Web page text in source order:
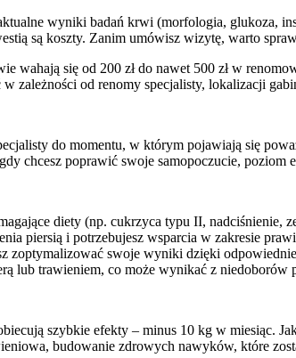
wyniki badań krwi (morfologia, glukoza,
są koszty. Zanim umówisz wizytę, warto
wahają się od 200 zł do nawet 500 zł w
zależności od renomy specjalisty, lokalizacji
do momentu, w którym pojawiają się
chcesz poprawić swoje samopoczucie,
diety (np. cukrzyca typu II, nadciśnienie,
piersią i potrzebujesz wsparcia w zakresie
zoptymalizować swoje wyniki dzięki
lub trawieniem, co może wynikać z niedoborów
szybkie efekty – minus 10 kg w miesiąc.
budowanie zdrowych nawyków, które